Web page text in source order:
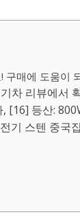
구매에 도움이
차 리뷰에서
[16] 등산:
기 스텐 중국